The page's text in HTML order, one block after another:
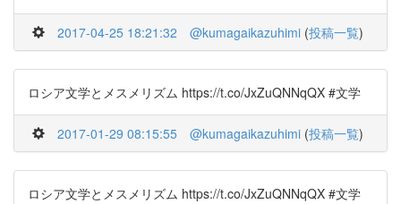
2017-04-25 18:21:32 @kumagaikazuhimi (投稿一覧)
ロシア文学とメスメリズム https://t.co/JxZuQNNqQX #文学
2017-01-29 08:15:55 @kumagaikazuhimi (投稿一覧)
ロシア文学とメスメリズム https://t.co/JxZuQNNqQX #文学